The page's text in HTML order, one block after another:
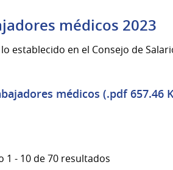
médicos 2023
establecido en el Consejo de
médicos (.pdf 657.46
1 - 10 de 70 resultados